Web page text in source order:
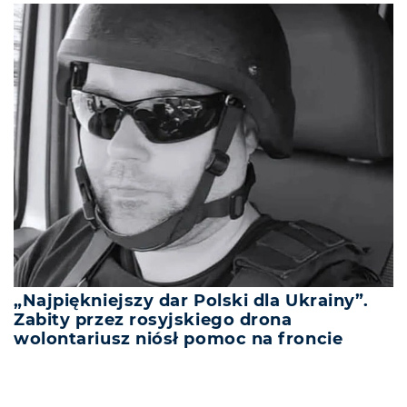
„Najpiękniejszy dar Polski dla Ukrainy”.
Zabity przez rosyjskiego drona
wolontariusz niósł pomoc na froncie